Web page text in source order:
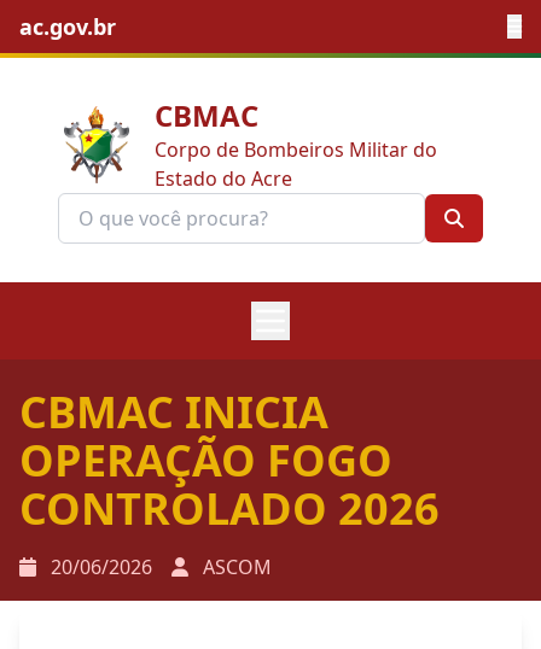
ac.gov.br
CBMAC
Corpo de Bombeiros Militar do
Estado do Acre
CBMAC INICIA
OPERAÇÃO FOGO
CONTROLADO 2026
20/06/2026 ASCOM